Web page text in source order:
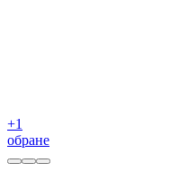
+1
обране